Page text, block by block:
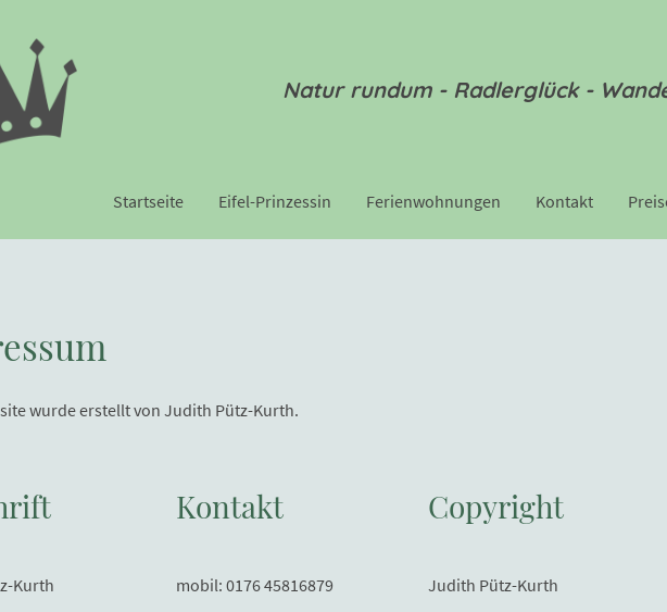
Natur rundum - Radlerglück -
Startseite Eifel-Prinzessin Ferienwohnungen Kontakt
wurde erstellt von Judith Pütz-Kurth.
Kurth
Kontakt
mobil: 0176 45816879
Copyright
Judith Pütz-Kurth